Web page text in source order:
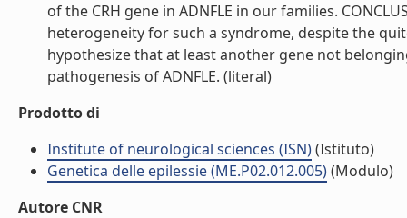
of the CRH gene in ADNFLE in our families.
heterogeneity for such a syndrome, despite the
hypothesize that at least another gene not
pathogenesis of ADNFLE. (literal)
Prodotto di
Institute of neurological sciences (ISN)(Istituto)
Genetica delle epilessie (ME.P02.012.005)(Modulo)
Autore CNR